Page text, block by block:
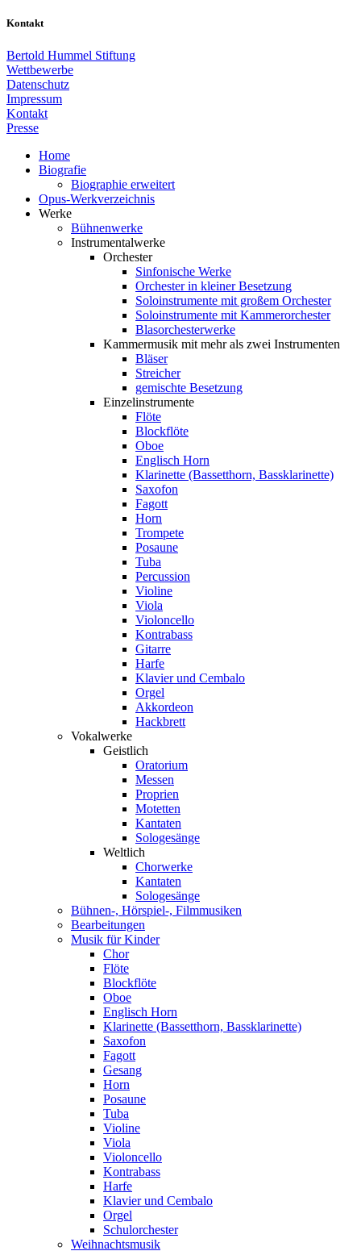
Kontakt
Bertold Hummel Stiftung
Wettbewerbe
Datenschutz
Impressum
Kontakt
Presse
Home
Biografie
Biographie erweitert
Opus-Werkverzeichnis
Werke
Bühnenwerke
Instrumentalwerke
Orchester
Sinfonische Werke
Orchester in kleiner Besetzung
Soloinstrumente mit großem Orchester
Soloinstrumente mit Kammerorchester
Blasorchesterwerke
Kammermusik mit mehr als zwei Instrumenten
Bläser
Streicher
gemischte Besetzung
Einzelinstrumente
Flöte
Blockflöte
Oboe
Englisch Horn
Klarinette (Bassetthorn, Bassklarinette)
Saxofon
Fagott
Horn
Trompete
Posaune
Tuba
Percussion
Violine
Viola
Violoncello
Kontrabass
Gitarre
Harfe
Klavier und Cembalo
Orgel
Akkordeon
Hackbrett
Vokalwerke
Geistlich
Oratorium
Messen
Proprien
Motetten
Kantaten
Sologesänge
Weltlich
Chorwerke
Kantaten
Sologesänge
Bühnen-, Hörspiel-, Filmmusiken
Bearbeitungen
Musik für Kinder
Chor
Flöte
Blockflöte
Oboe
Englisch Horn
Klarinette (Bassetthorn, Bassklarinette)
Saxofon
Fagott
Gesang
Horn
Posaune
Tuba
Violine
Viola
Violoncello
Kontrabass
Harfe
Klavier und Cembalo
Orgel
Schulorchester
Weihnachtsmusik